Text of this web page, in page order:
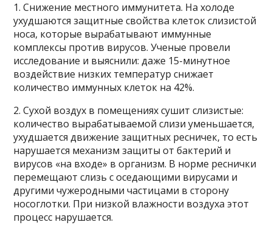
1. Снижение местного иммунитета. На холоде
ухудшаются защитные свойства клеток слизистой
носа, которые вырабатывают иммунные
комплексы против вирусов. Ученые провели
исследование и выяснили: даже 15-минутное
воздействие низких температур снижает
количество иммунных клеток на 42%.
2. Сухой воздух в помещениях сушит слизистые:
количество вырабатываемой слизи уменьшается,
ухудшается движение защитных ресничек, то есть
нарушается механизм защиты от бактерий и
вирусов «на входе» в организм. В норме реснички
перемещают слизь с оседающими вирусами и
другими чужеродными частицами в сторону
носоглотки. При низкой влажности воздуха этот
процесс нарушается.